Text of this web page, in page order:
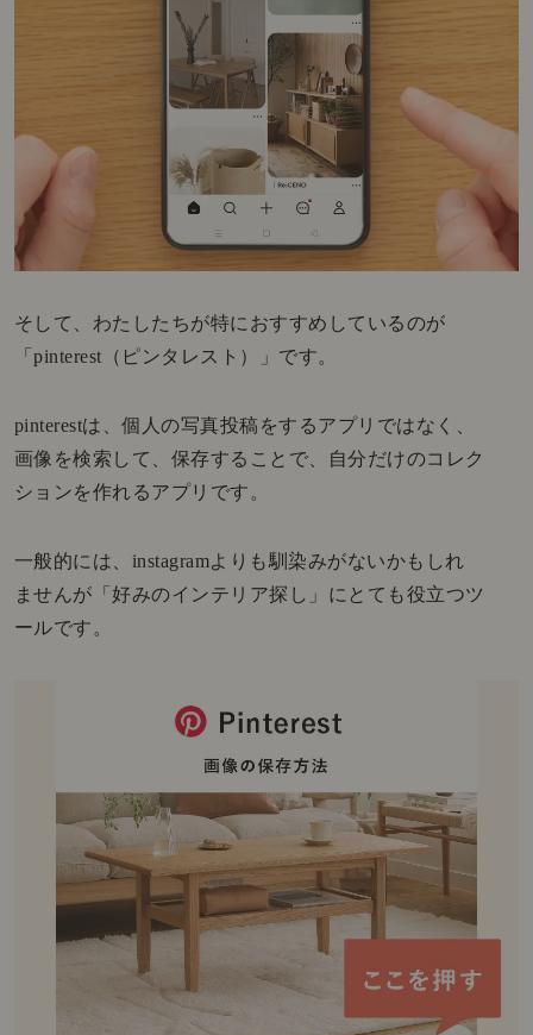
そして、わたしたちが特におすすめしているのが
「pinterest（ピンタレスト）」です。
pinterestは、個人の写真投稿をするアプリではなく、
画像を検索して、保存することで、自分だけのコレク
ションを作れるアプリです。
一般的には、instagramよりも馴染みがないかもしれ
ませんが「好みのインテリア探し」にとても役立つツ
ールです。